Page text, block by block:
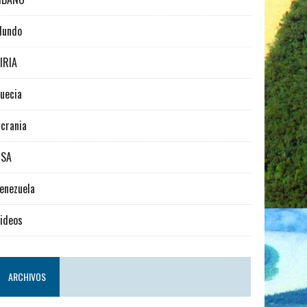
ARCHIVOS